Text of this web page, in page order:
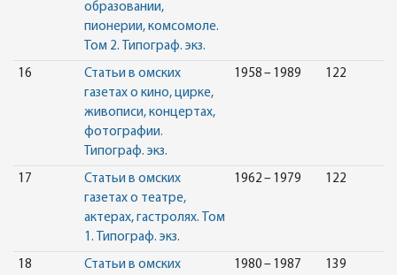
образовании,
пионерии, комсомоле.
Том 2. Типограф. экз.
16
Статьи в омских
газетах о кино, цирке,
живописи, концертах,
фотографии.
Типограф. экз.
1958 – 1989 122
17
Статьи в омских
газетах о театре,
актерах, гастролях. Том
1. Типограф. экз.
1962 – 1979 122
18
Статьи в омских
1980 – 1987 139